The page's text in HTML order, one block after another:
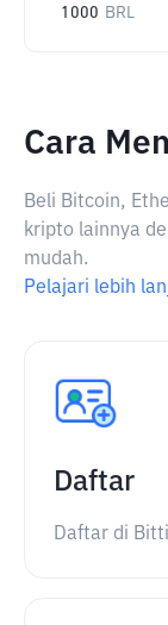
1000 BRL
Cara
Beli Bitcoin,
kripto lainnya
mudah.
Pelajari lebih
Daftar
Daftar di